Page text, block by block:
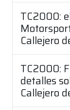
TC2000:
Callejero
TC2000:
detalles
Callejero